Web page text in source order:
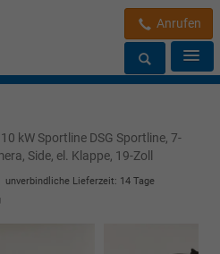
Anrufen
kW Sportline DSG Sportline, 7-
Side, el. Klappe, 19-Zoll
unverbindliche Lieferzeit: 14 Tage